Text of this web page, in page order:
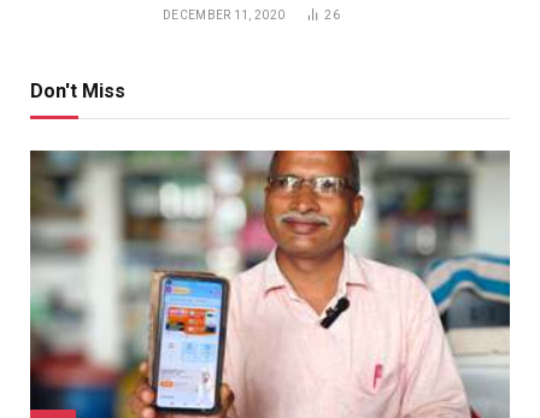
DECEMBER 11, 2020 26
Don't Miss